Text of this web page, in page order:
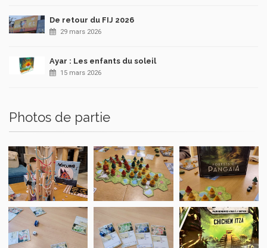
De retour du FIJ 2026
29 mars 2026
Ayar : Les enfants du soleil
15 mars 2026
Photos de partie